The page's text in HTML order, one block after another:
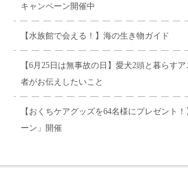
キャンペーン開催中
【水族館で会える！】海の生き物ガイド
【6月25日は無事故の日】愛犬2頭と暮らす
者がお伝えしたいこと
【おくちケアグッズを64名様にプレゼント
ーン」開催